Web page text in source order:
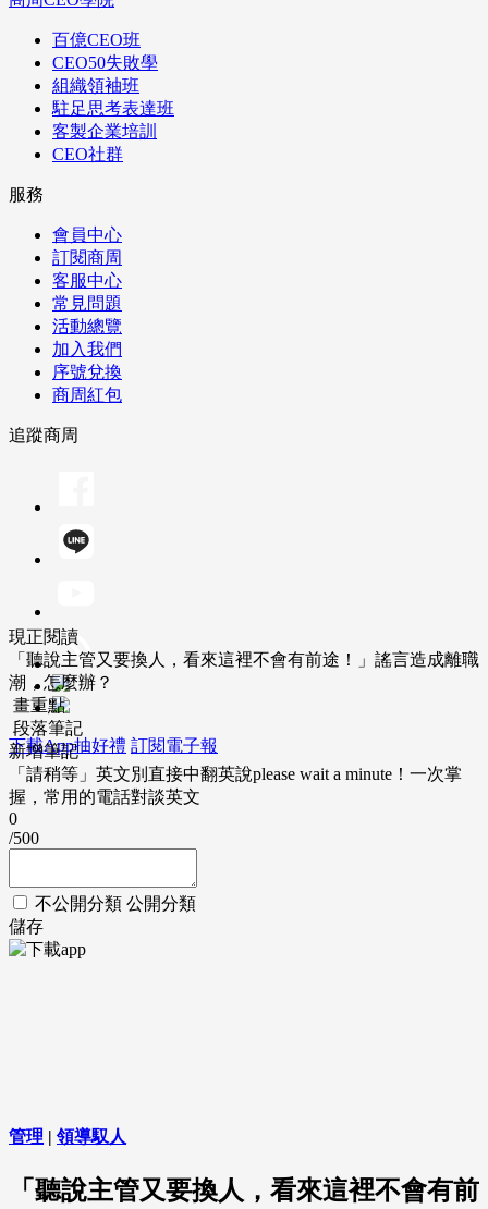
百億CEO班
CEO50失敗學
組織領袖班
駐足思考表達班
客製企業培訓
CEO社群
服務
會員中心
訂閱商周
客服中心
常見問題
活動總覽
加入我們
序號兌換
商周紅包
追蹤商周
下載App抽好禮 訂閱電子報
現正閱讀
「聽說主管又要換人，看來這裡不會有前途！」謠言造成離職
潮，怎麼辦？
畫重點
段落筆記
新增筆記
「請稍等」英文別直接中翻英說please wait a minute！一次掌
握，常用的電話對談英文
0
/500
不公開分類 公開分類
儲存
管理 | 領導馭人
「聽說主管又要換人，看來這裡不會有前